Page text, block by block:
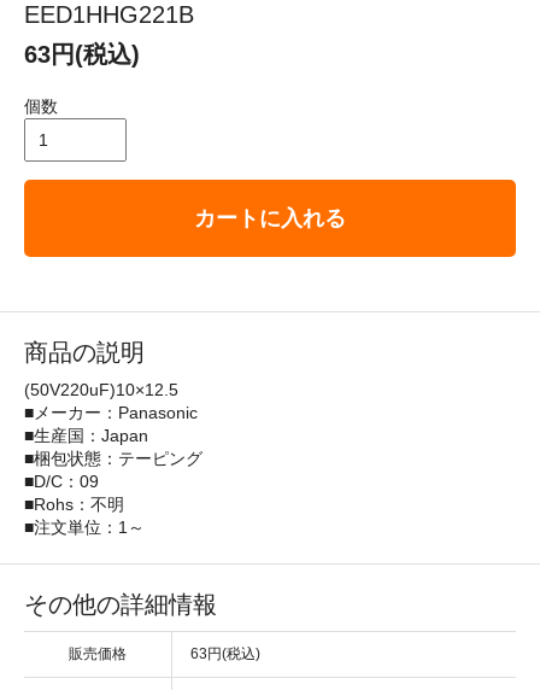
EED1HHG221B
63円(税込)
個数
カートに入れる
商品の説明
(50V220uF)10×12.5
■メーカー：Panasonic
■生産国：Japan
■梱包状態：テーピング
■D/C：09
■Rohs：不明
■注文単位：1～
その他の詳細情報
販売価格 63円(税込)